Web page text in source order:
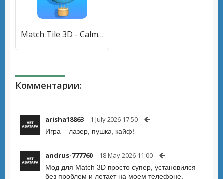
Match Tile 3D - Calm Matching (Матч Тайл 3Д) [МОД Бесконечные монеты] APK Android
Комментарии:
arisha18863 1 July 2026 17:50
Игра – лазер, пушка, кайф!
andrus-777760 18 May 2026 11:00
Мод для Match 3D просто супер, установился
без проблем и летает на моем телефоне.